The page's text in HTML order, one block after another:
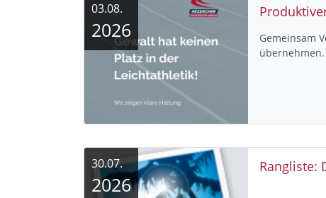
Gemeinsam
übernehmen.
03.08.
2026
Rangliste:
30.07.
2026